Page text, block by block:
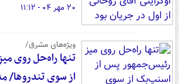
۲۰ مهر ۰۴ - ۱۱:۱۲
ویژه‌های مشرق/
تنها راه‌حل روی
از سوی تندروها/